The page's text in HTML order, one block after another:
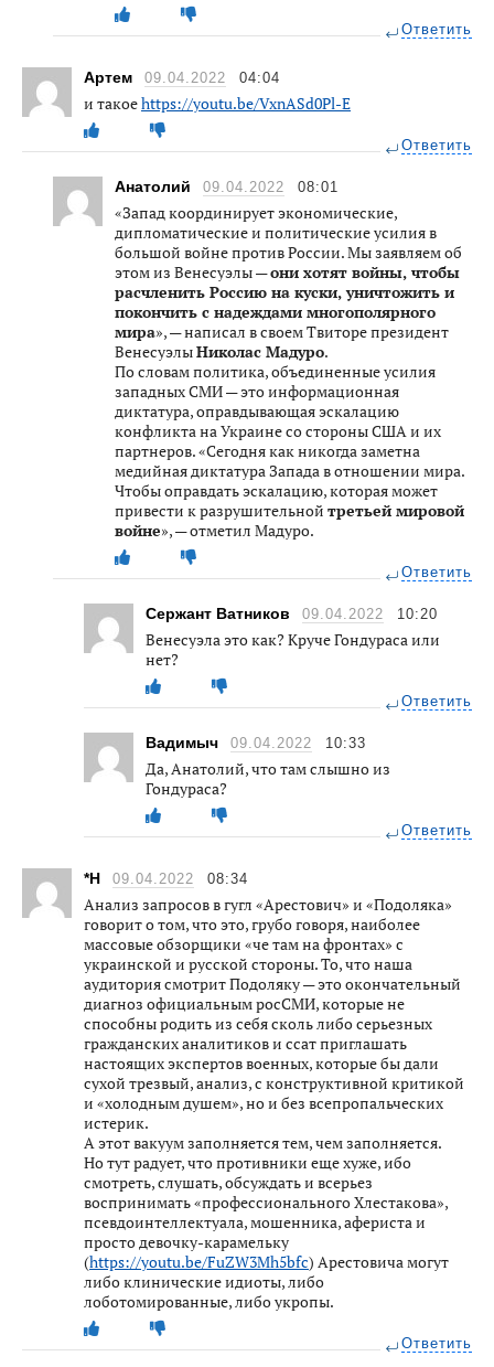
Ответить
Артем 09.04.2022 04:04
и такоеhttps://youtu.be/VxnASd0Pl-E
Ответить
Анатолий 09.04.2022 08:01
«Запад координирует экономические,
дипломатические и политические усилия в
большой войне против России. Мы заявляем об
этом из Венесуэлы —они хотят войны, чтобы
расчленить Россию на куски, уничтожить и
покончить с надеждами многополярного
мира», — написал в своем Твиторе президент
ВенесуэлыНиколас Мадуро.
По словам политика, объединенные усилия
западных СМИ — это информационная
диктатура, оправдывающая эскалацию
конфликта на Украине со стороны США и их
партнеров. «Сегодня как никогда заметна
медийная диктатура Запада в отношении мира.
Чтобы оправдать эскалацию, которая может
привести к разрушительной третьей мировой
войне», — отметил Мадуро.
Ответить
Сержант Ватников 09.04.2022 10:20
Венесуэла это как? Круче Гондураса или
нет?
Ответить
Вадимыч 09.04.2022 10:33
Да, Анатолий, что там слышно из
Гондураса?
Ответить
*Н 09.04.2022 08:34
Анализ запросов в гугл «Арестович» и «Подоляка»
говорит о том, что это, грубо говоря, наиболее
массовые обзорщики «че там на фронтах» с
украинской и русской стороны. То, что наша
аудитория смотрит Подоляку — это окончательный
диагноз официальным росСМИ, которые не
способны родить из себя сколь либо серьезных
гражданских аналитиков и ссат приглашать
настоящих экспертов военных, которые бы дали
сухой трезвый, анализ, с конструктивной критикой
и «холодным душем», но и без всепропальческих
истерик.
А этот вакуум заполняется тем, чем заполняется.
Но тут радует, что противники еще хуже, ибо
смотреть, слушать, обсуждать и всерьез
воспринимать «профессионального Хлестакова»,
псевдоинтеллектуала, мошенника, афериста и
просто девочку-карамельку
(https://youtu.be/FuZW3Mh5bfc) Арестовича могут
либо клинические идиоты, либо
лоботомированные, либо укропы.
Ответить